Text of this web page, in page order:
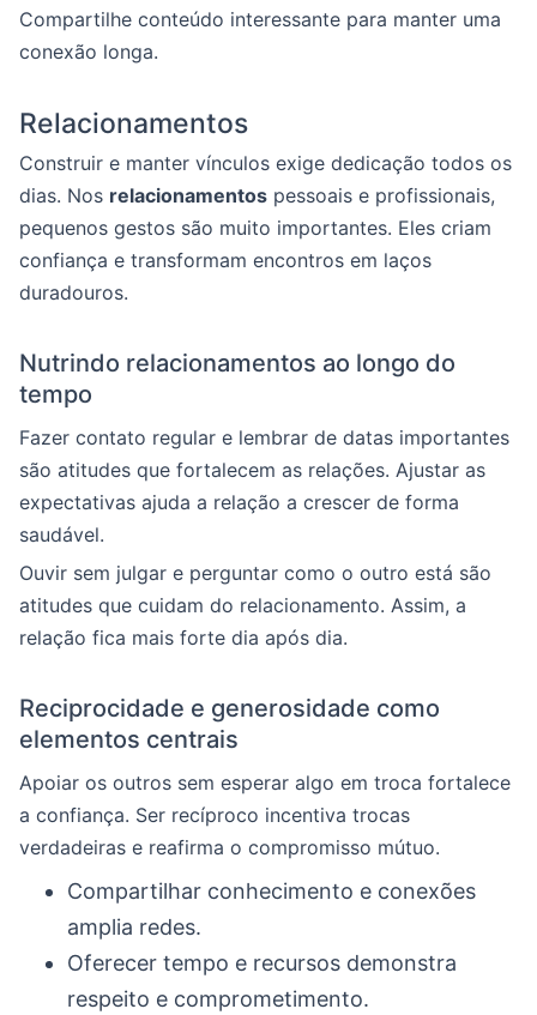
Compartilhe conteúdo interessante para manter uma
conexão longa.
Relacionamentos
Construir e manter vínculos exige dedicação todos os
dias. Nos relacionamentos pessoais e profissionais,
pequenos gestos são muito importantes. Eles criam
confiança e transformam encontros em laços
duradouros.
Nutrindo relacionamentos ao longo do
tempo
Fazer contato regular e lembrar de datas importantes
são atitudes que fortalecem as relações. Ajustar as
expectativas ajuda a relação a crescer de forma
saudável.
Ouvir sem julgar e perguntar como o outro está são
atitudes que cuidam do relacionamento. Assim, a
relação fica mais forte dia após dia.
Reciprocidade e generosidade como
elementos centrais
Apoiar os outros sem esperar algo em troca fortalece
a confiança. Ser recíproco incentiva trocas
verdadeiras e reafirma o compromisso mútuo.
Compartilhar conhecimento e conexões
amplia redes.
Oferecer tempo e recursos demonstra
respeito e comprometimento.